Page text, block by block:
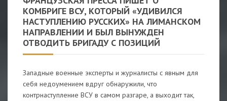
КОМБРИГЕ ВСУ, КОТОРЫЙ «УДИВИЛСЯ
НАСТУПЛЕНИЮ РУССКИХ» НА ЛИМАНСКОМ
НАПРАВЛЕНИИ И БЫЛ ВЫНУЖДЕН
ОТВОДИТЬ БРИГАДУ С ПОЗИЦИЙ
Западные военные эксперты и журналисты с явным для
себя недоумением вдруг обнаружили, что
контрнаступление ВСУ в самом разгаре, а выходит так,